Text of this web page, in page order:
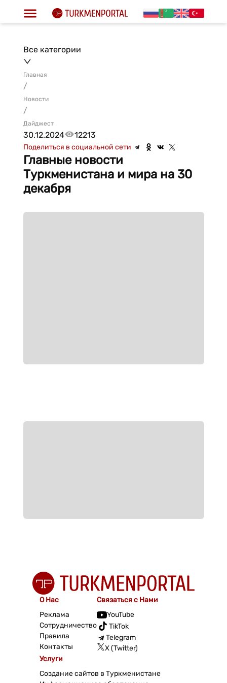
Все категории
Главная
/
Новости
/
Дайджест
30.12.2024 12213
Поделиться в социальной сети
Главные новости
Туркменистана и мира на 30
декабря
О Нас
Реклама
Сотрудничество
Правила
Контакты
Связаться с Нами
YouTube
TikTok
Telegram
X (Twitter)
Услуги
Создание сайтов в Туркменистане